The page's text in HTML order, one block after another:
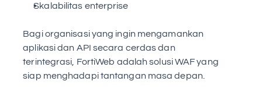
Skalabilitas enterprise
Bagi organisasi yang ingin mengamankan
aplikasi dan API secara cerdas dan
terintegrasi, FortiWeb adalah solusi WAF yang
siap menghadapi tantangan masa depan.